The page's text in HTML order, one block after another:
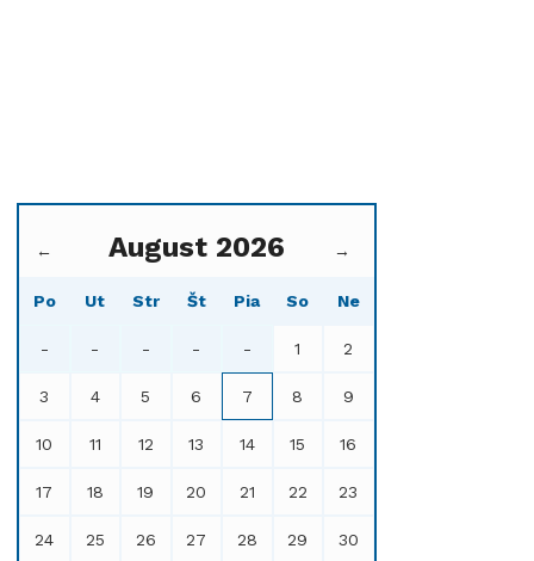
← August 2026 →
Po Ut Str Št Pia So Ne
- - - - - 1 2
3 4 5 6 7 8 9
10 11 12 13 14 15 16
17 18 19 20 21 22 23
24 25 26 27 28 29 30